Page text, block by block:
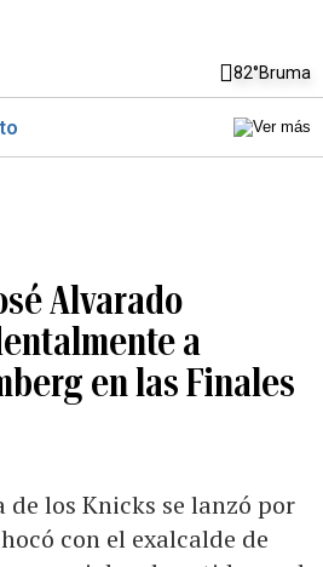
82°Bruma
Alvarado
a
en las Finales
los Knicks se lanzó por
con el exalcalde de